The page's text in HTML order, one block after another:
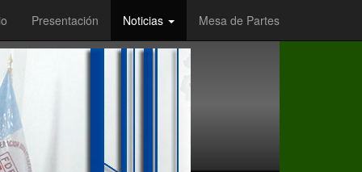
Presentación Noticias Mesa de Partes